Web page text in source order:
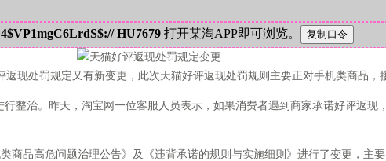
4$VP1mgC6LrdS$:// HU7679 打开某淘APP即可浏览。
处罚规定又有新变更，此次天猫好评返现处罚规则主要正对手机类商品，
整治。昨天，淘宝网一位客服人员表示，如果消费者遇到商家承诺好评返
品高危问题治理公告》及《违背承诺的规则与实施细则》进行了变更，主要